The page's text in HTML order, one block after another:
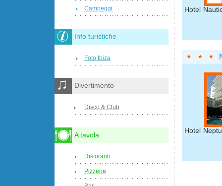
Hotel
Hotel
Campeggi
Info turistiche
Foto Ibiza
Divertimento
Disco & Club
A tavola
Ristoranti
Pizzerie